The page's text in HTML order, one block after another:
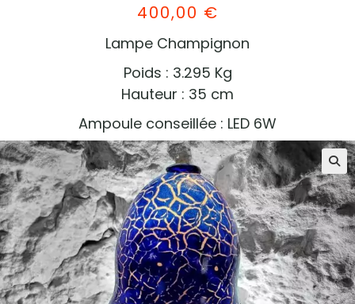
400,00 €
Lampe Champignon
Poids : 3.295 Kg
Hauteur : 35 cm
Ampoule conseillée : LED 6W
🔍